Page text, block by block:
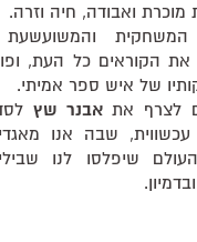
מוכרת ואבודה, חיה וזרה.
המשחקית
את הקוראים כל העת,
של איש ספר אמיתי.
לצרף אתאבנר שץ
שבה אנו
שיפלסו לנו